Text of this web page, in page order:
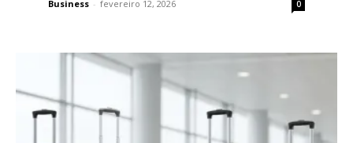
Business - fevereiro 12, 2026 0